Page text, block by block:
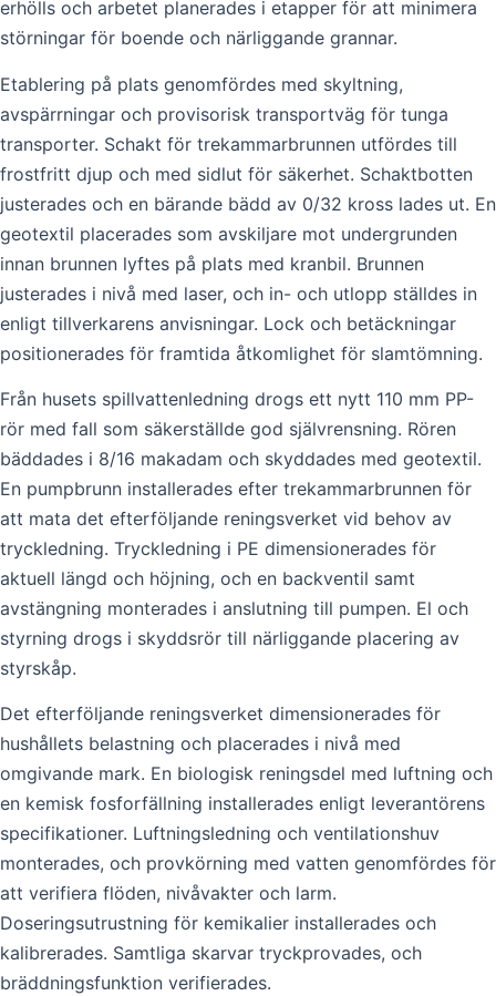
erhölls och arbetet planerades i etapper för att minimera
störningar för boende och närliggande grannar.
Etablering på plats genomfördes med skyltning,
avspärrningar och provisorisk transportväg för tunga
transporter. Schakt för trekammarbrunnen utfördes till
frostfritt djup och med sidlut för säkerhet. Schaktbotten
justerades och en bärande bädd av 0/32 kross lades ut. En
geotextil placerades som avskiljare mot undergrunden
innan brunnen lyftes på plats med kranbil. Brunnen
justerades i nivå med laser, och in- och utlopp ställdes in
enligt tillverkarens anvisningar. Lock och betäckningar
positionerades för framtida åtkomlighet för slamtömning.
Från husets spillvattenledning drogs ett nytt 110 mm PP-
rör med fall som säkerställde god självrensning. Rören
bäddades i 8/16 makadam och skyddades med geotextil.
En pumpbrunn installerades efter trekammarbrunnen för
att mata det efterföljande reningsverket vid behov av
tryckledning. Tryckledning i PE dimensionerades för
aktuell längd och höjning, och en backventil samt
avstängning monterades i anslutning till pumpen. El och
styrning drogs i skyddsrör till närliggande placering av
styrskåp.
Det efterföljande reningsverket dimensionerades för
hushållets belastning och placerades i nivå med
omgivande mark. En biologisk reningsdel med luftning och
en kemisk fosforfällning installerades enligt leverantörens
specifikationer. Luftningsledning och ventilationshuv
monterades, och provkörning med vatten genomfördes för
att verifiera flöden, nivåvakter och larm.
Doseringsutrustning för kemikalier installerades och
kalibrerades. Samtliga skarvar tryckprovades, och
bräddningsfunktion verifierades.